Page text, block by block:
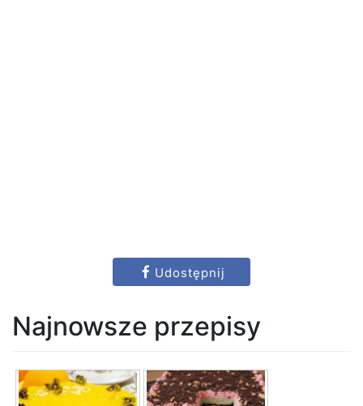
Udostępnij
Najnowsze przepisy